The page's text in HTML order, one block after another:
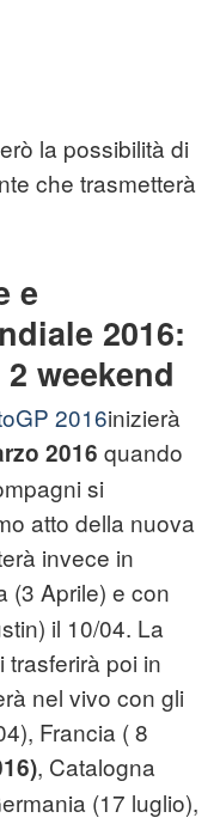
la possibilità di
che trasmetterà
e
2016:
weekend
2016inizierà
2016 quando
si
atto della nuova
invece in
(3 Aprile) e con
il 10/04. La
poi in
nel vivo con gli
Francia ( 8
, Catalogna
(17 luglio),